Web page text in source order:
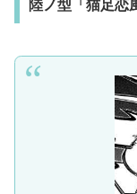
陸ノ型「猫足恋